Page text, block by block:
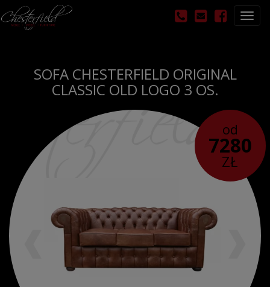
SOFA CHESTERFIELD ORIGINAL
CLASSIC OLD LOGO 3 OS.
od
7280
ZŁ